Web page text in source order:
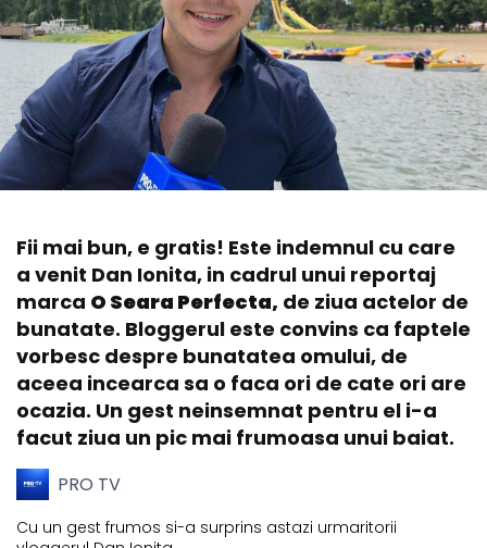
Fii mai bun, e gratis! Este indemnul cu care
a venit Dan Ionita, in cadrul unui reportaj
marca O Seara Perfecta, de ziua actelor de
bunatate. Bloggerul este convins ca faptele
vorbesc despre bunatatea omului, de
aceea incearca sa o faca ori de cate ori are
ocazia. Un gest neinsemnat pentru el i-a
facut ziua un pic mai frumoasa unui baiat.
PRO TV
Cu un gest frumos si-a surprins astazi urmaritorii